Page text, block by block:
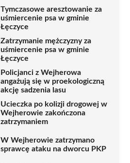
Tymczasowe aresztowanie za
uśmiercenie psa w gminie
Łęczyce
Zatrzymanie mężczyzny za
uśmiercenie psa w gminie
Łęczyce
Policjanci z Wejherowa
angażują się w proekologiczną
akcję sadzenia lasu
Ucieczka po kolizji drogowej w
Wejherowie zakończona
zatrzymaniem
W Wejherowie zatrzymano
sprawcę ataku na dworcu PKP